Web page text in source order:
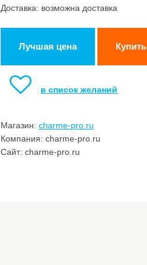
Доставка: возможна доставка
Лучшая цена Купить
в список желаний
Магазин: charme-pro.ru
Компания: charme-pro.ru
Сайт: charme-pro.ru